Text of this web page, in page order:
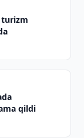
turizm
qildi